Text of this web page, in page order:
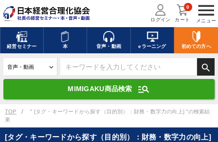
menu
メニュー
ログイン カート
0
経営セミナー 本 音声・動画 eラーニング 初めての方へ
search
MIMIGAKU商品検索 manage_search
キーワードを入力して探す
デジタル版対応のみ検索結果に表示する
search 上記の条件で検索
TOP
" [タグ・キーワードから探す（目的別）：財務・数字力の向上] "の検索結
果
[タグ・キーワードから探す（目的別）：財務・数字力の向上]